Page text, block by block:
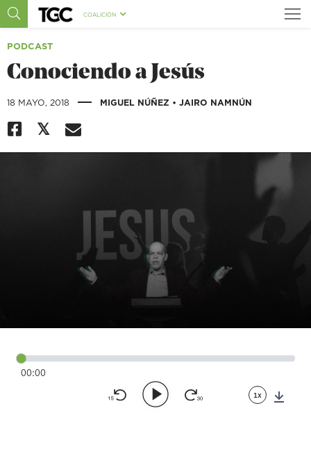
COALICIÓN
PODCAST
Conociendo a Jesús
18 MAYO, 2018 | MIGUEL NÚÑEZ • JAIRO NAMNÚN
00:00
1x